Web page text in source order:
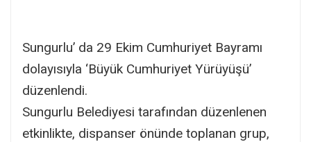
Sungurlu’ da 29 Ekim Cumhuriyet Bayramı
dolayısıyla ‘Büyük Cumhuriyet Yürüyüşü’
düzenlendi.
Sungurlu Belediyesi tarafından düzenlenen
etkinlikte, dispanser önünde toplanan grup,